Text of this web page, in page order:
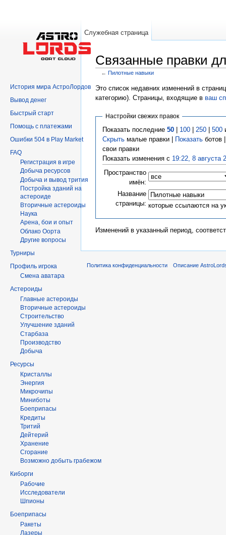
Связанные правки
← Пилотные навыки
Это список недавних изменений в
категорию). Страницы, входящие в ваш
Настройки свежих правок
Показать последние 50| 100| 250| 500
Скрытьмалые правки | Показатьботов
свои правки
Показать изменения с 19:22, 8 августа
Пространство
имён:
Название
страницы: которые ссылаются на
Изменений в указанный период,
Служебная страница
История мира АстроЛордов
Вывод денег
Быстрый старт
Помощь с платежами
Ошибки 504 в Play Market
FAQ
Регистрация в игре
Добыча ресурсов
Добыча и вывод трития
Постройка зданий на
астероиде
Вторичныe астероиды
Hаука
Арена, бои и опыт
Облако Оорта
Другие вопросы
Турниры
Профиль игрока
Смена аватара
Астероиды
Главные астероиды
Вторичные астероиды
Строительство
Улучшение зданий
Старбаза
Производство
Добыча
Ресурсы
Кристаллы
Энергия
Микрочипы
Миниботы
Боеприпасы
Кредиты
Тритий
Дейтерий
Хранение
Сгорание
Возможно добыть грабежом
Киборги
Рабочие
Исследователи
Шпионы
Боеприпасы
Ракеты
Лазеры
Политика конфиденциальности Описание